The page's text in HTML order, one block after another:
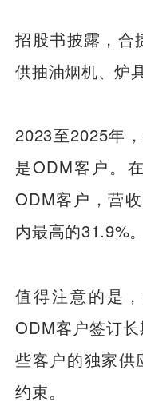
招股书披露，合
供抽油烟机、炉
2023至2025年
是ODM客户。
ODM客户，营
内最高的31.9%。
值得注意的是
ODM客户签订
些客户的独家供
约束。